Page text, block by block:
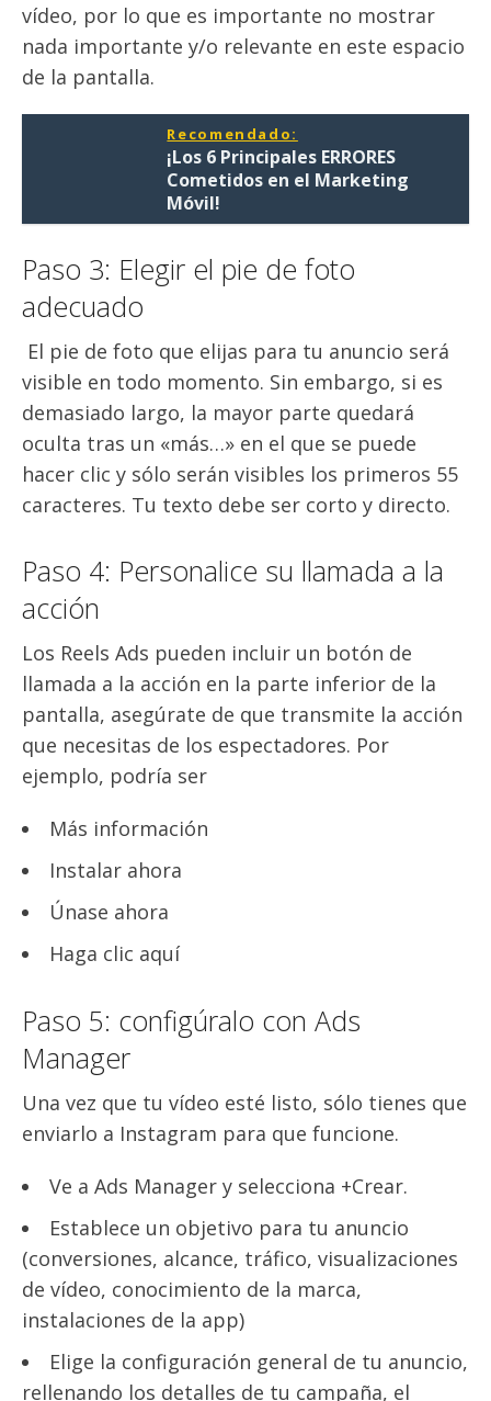
vídeo, por lo que es importante no mostrar
nada importante y/o relevante en este espacio
de la pantalla.
Recomendado:
¡Los 6 Principales ERRORES
Cometidos en el Marketing
Móvil!
Paso 3: Elegir el pie de foto
adecuado
El pie de foto que elijas para tu anuncio será
visible en todo momento. Sin embargo, si es
demasiado largo, la mayor parte quedará
oculta tras un «más…» en el que se puede
hacer clic y sólo serán visibles los primeros 55
caracteres. Tu texto debe ser corto y directo.
Paso 4: Personalice su llamada a la
acción
Los Reels Ads pueden incluir un botón de
llamada a la acción en la parte inferior de la
pantalla, asegúrate de que transmite la acción
que necesitas de los espectadores. Por
ejemplo, podría ser
Más información
Instalar ahora
Únase ahora
Haga clic aquí
Paso 5: configúralo con Ads
Manager
Una vez que tu vídeo esté listo, sólo tienes que
enviarlo a Instagram para que funcione.
Ve a Ads Manager y selecciona +Crear.
Establece un objetivo para tu anuncio
(conversiones, alcance, tráfico, visualizaciones
de vídeo, conocimiento de la marca,
instalaciones de la app)
Elige la configuración general de tu anuncio,
rellenando los detalles de tu campaña, el